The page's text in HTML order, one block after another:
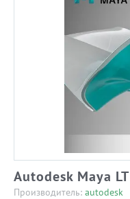
Autodesk Maya LT
Производитель: autodesk